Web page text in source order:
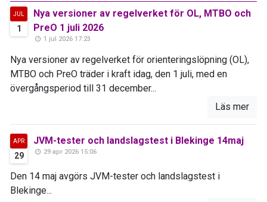
JUL
1
Nya versioner av regelverket för OL, MTBO och
PreO 1 juli 2026
1 jul 2026 17:23
Nya versioner av regelverket för orienteringslöpning (OL),
MTBO och PreO träder i kraft idag, den 1 juli, med en
övergångsperiod till 31 december...
Läs mer
APR
29
JVM-tester och landslagstest i Blekinge 14maj
29 apr 2026 15:06
Den 14 maj avgörs JVM-tester och landslagstest i
Blekinge...